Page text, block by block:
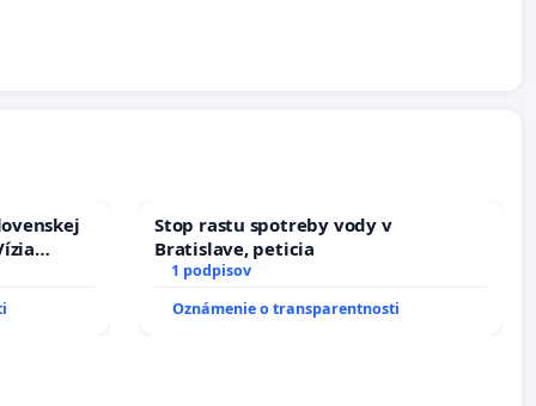
Stop rastu spotreby vody v
Bratislave, peticia
1 podpisov
Oznámenie o transparentnosti